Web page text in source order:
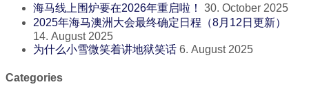
海马线上围炉要在2026年重启啦！
30. October 2025
2025年海马澳洲大会最终确定日程（8月12日更新）
14. August 2025
为什么小雪微笑着讲地狱笑话 6. August 2025
Categories